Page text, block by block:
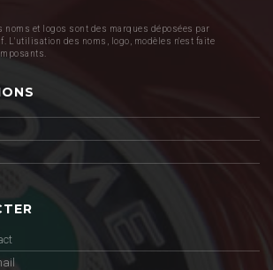
noms et logos sont des marques déposées par
L'utilisation des noms, logo, modèles n'est faite